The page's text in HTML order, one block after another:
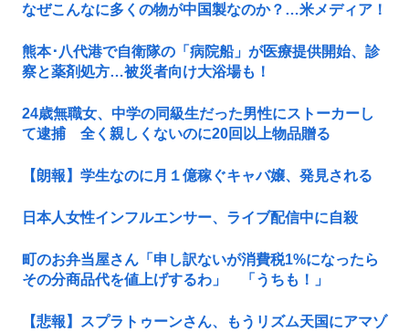
なぜこんなに多くの物が中国製なのか？…米メディア！
熊本･八代港で自衛隊の「病院船」が医療提供開始、診
察と薬剤処方…被災者向け大浴場も！
24歳無職女、中学の同級生だった男性にストーカーし
て逮捕 全く親しくないのに20回以上物品贈る
【朗報】学生なのに月１億稼ぐキャバ嬢、発見される
日本人女性インフルエンサー、ライブ配信中に自殺
町のお弁当屋さん「申し訳ないが消費税1%になったら
その分商品代を値上げするわ」 「うちも！」
【悲報】スプラトゥーンさん、もうリズム天国にアマゾ